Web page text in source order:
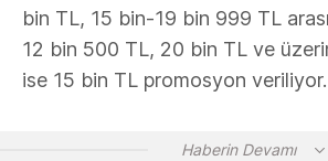
bin TL, 15 bin-19 bin 999 TL
12 bin 500 TL, 20 bin TL ve
ise 15 bin TL promosyon veriliyor.
Haberin Devamı